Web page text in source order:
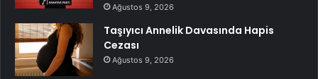
Ağustos 9, 2026
Taşıyıcı Annelik Davasında Hapis
Cezası
Ağustos 9, 2026